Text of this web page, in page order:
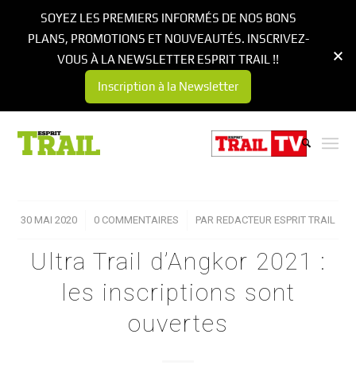
30 MAI 2020
/ 0 COMMENTAIRES
/ PAR REDACTEUR ESPRIT TRAIL
Ultra Trail d’Angkor 2021 :
les inscriptions sont
ouvertes
SOYEZ LES PREMIERS INFORMÉS DE NOS BONS
PLANS, PROMOTIONS ET NOUVEAUTÉS. INSCRIVEZ-
VOUS À LA NEWSLETTER ESPRIT TRAIL !!
Inscription à la Newsletter